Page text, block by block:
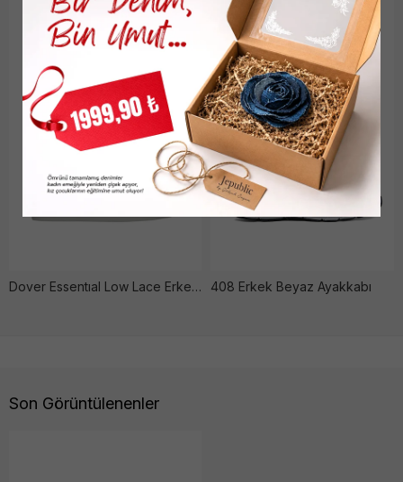
Dover Essentıal Low Lace Erkek Si̇yah Ayakkabı 408 Erkek Beyaz Ayakkabı
Son Görüntülenenler